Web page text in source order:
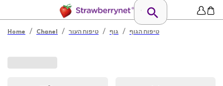
Home / Chanel / טיפוח העור / גוף / טיפוח הגוף